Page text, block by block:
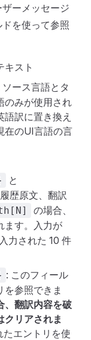
ーメッセージ
を使って参照
キスト
ソース言語とタ
のみが使用され
訳に置き換え
在のUI言語の言
と
歴原文、翻訳
の場合、
ます。入力が
力された 10 件
: このフィール
を参照できま
、翻訳内容を破
クリアされま
エントリを使